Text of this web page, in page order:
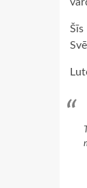
Šīs